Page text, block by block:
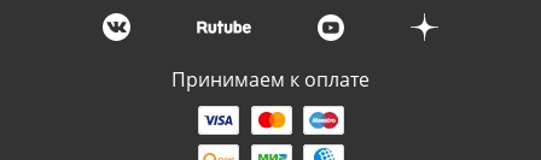
Принимаем к оплате